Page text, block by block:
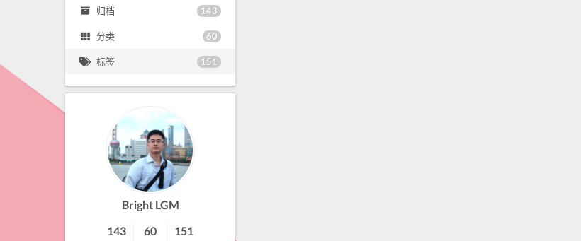
归档 143
分类 60
标签 151
Bright LGM
143
60 151